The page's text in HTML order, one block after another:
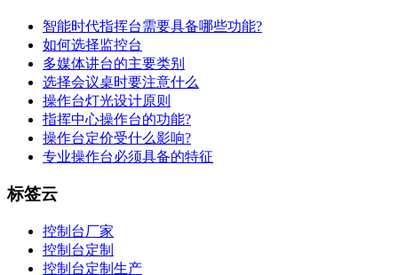
智能时代指挥台需要具备哪些功能?
如何选择监控台
多媒体讲台的主要类别
选择会议桌时要注意什么
操作台灯光设计原则
指挥中心操作台的功能?
操作台定价受什么影响?
专业操作台必须具备的特征
标签云
控制台厂家
控制台定制
控制台定制生产